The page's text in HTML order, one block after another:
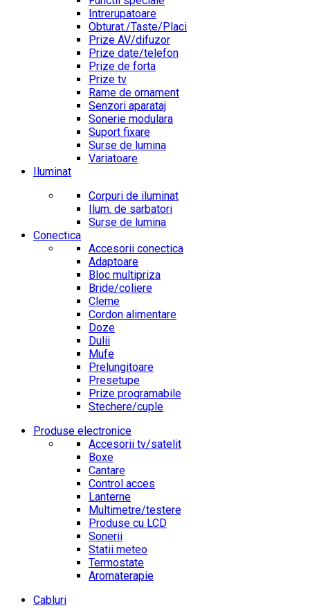
Intrerupatoare
Obturat./Taste/Placi
Prize AV/difuzor
Prize date/telefon
Prize de forta
Prize tv
Rame de ornament
Senzori aparataj
Sonerie modulara
Suport fixare
Surse de lumina
Variatoare
Iluminat
Corpuri de iluminat
Ilum. de sarbatori
Surse de lumina
Conectica
Accesorii conectica
Adaptoare
Bloc multipriza
Bride/coliere
Cleme
Cordon alimentare
Doze
Dulii
Mufe
Prelungitoare
Presetupe
Prize programabile
Stechere/cuple
Produse electronice
Accesorii tv/satelit
Boxe
Cantare
Control acces
Lanterne
Multimetre/testere
Produse cu LCD
Sonerii
Statii meteo
Termostate
Aromaterapie
Cabluri